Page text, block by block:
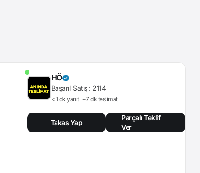
HÖ
Başarılı Satış : 2114
< 1 dk yanıt ~7 dk teslimat
Takas Yap
Parçalı Teklif
Ver